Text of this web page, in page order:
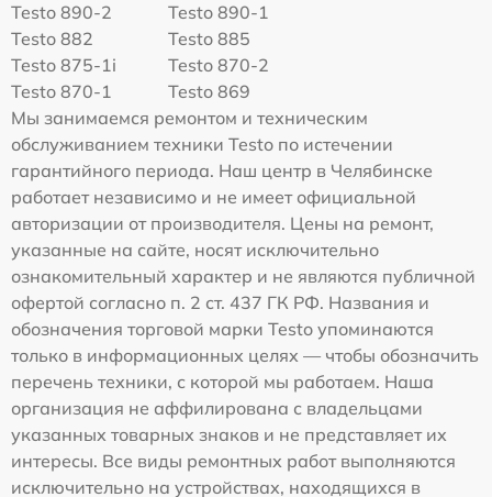
Testo 890-2
Testo 890-1
Testo 882
Testo 885
Testo 875-1i
Testo 870-2
Testo 870-1
Testo 869
Мы занимаемся ремонтом и техническим
обслуживанием техники Testo по истечении
гарантийного периода. Наш центр в Челябинске
работает независимо и не имеет официальной
авторизации от производителя. Цены на ремонт,
указанные на сайте, носят исключительно
ознакомительный характер и не являются публичной
офертой согласно п. 2 ст. 437 ГК РФ. Названия и
обозначения торговой марки Testo упоминаются
только в информационных целях — чтобы обозначить
перечень техники, с которой мы работаем. Наша
организация не аффилирована с владельцами
указанных товарных знаков и не представляет их
интересы. Все виды ремонтных работ выполняются
исключительно на устройствах, находящихся в